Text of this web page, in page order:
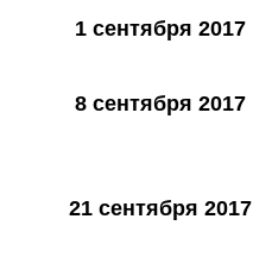
1 сентября 2017
8 сентября 2017
21 сентября 2017